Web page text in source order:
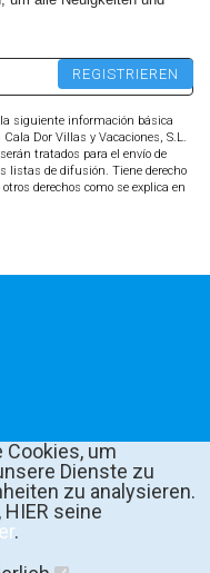
siguiente información básica
Dor Villas y Vacaciones, S.L.
tratados para el envío de
listas de difusión. Tiene derecho
derechos como se explica en
um
Dienste zu
zu analysieren.
seine
.